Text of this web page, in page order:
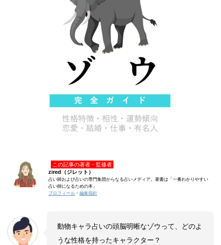
この記事の著者・監修者
zired（ジレット）
占い師および占いの専門集団からなる占いメディア。著書は「一番わかりやすい
占い師になるための本」
プロフィール ・ 編集指針
動物キャラ占いの頭脳明晰なゾウって、どのよ
うな性格を持ったキャラクター？